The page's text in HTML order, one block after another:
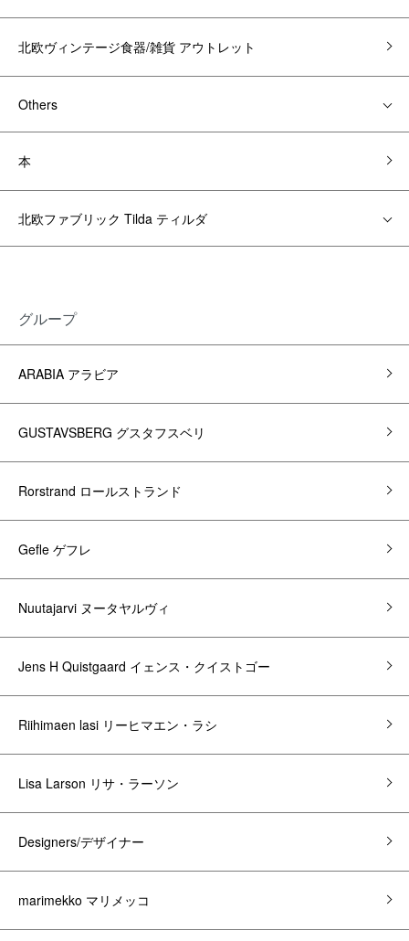
北欧ヴィンテージ食器/雑貨 アウトレット
Others
本
北欧ファブリック Tilda ティルダ
グループ
ARABIA アラビア
GUSTAVSBERG グスタフスベリ
Rorstrand ロールストランド
Gefle ゲフレ
Nuutajarvi ヌータヤルヴィ
Jens H Quistgaard イェンス・クイストゴー
Riihimaen lasi リーヒマエン・ラシ
Lisa Larson リサ・ラーソン
Designers/デザイナー
marimekko マリメッコ